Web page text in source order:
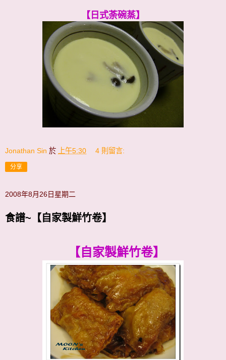
【日式荼碗蒸】
Jonathan Sin 於 上午5:30 4 則留言:
分享
2008年8月26日星期二
食譜~【自家製鮮竹卷】
【自家製鮮竹卷】